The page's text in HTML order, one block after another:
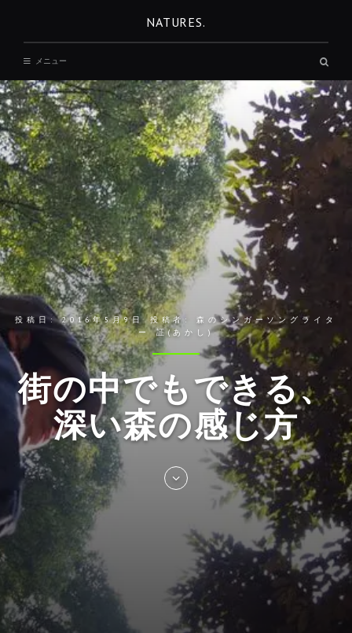
ツ
へ
移
動
NATURES.
メニュー
ボ
ッ
ク
ス
投稿日:2016年5月9日投稿者:森のシンガーソングライタ
ー 証(あかし)
街の中でもできる、
深い森の感じ方
Skip
to
entry